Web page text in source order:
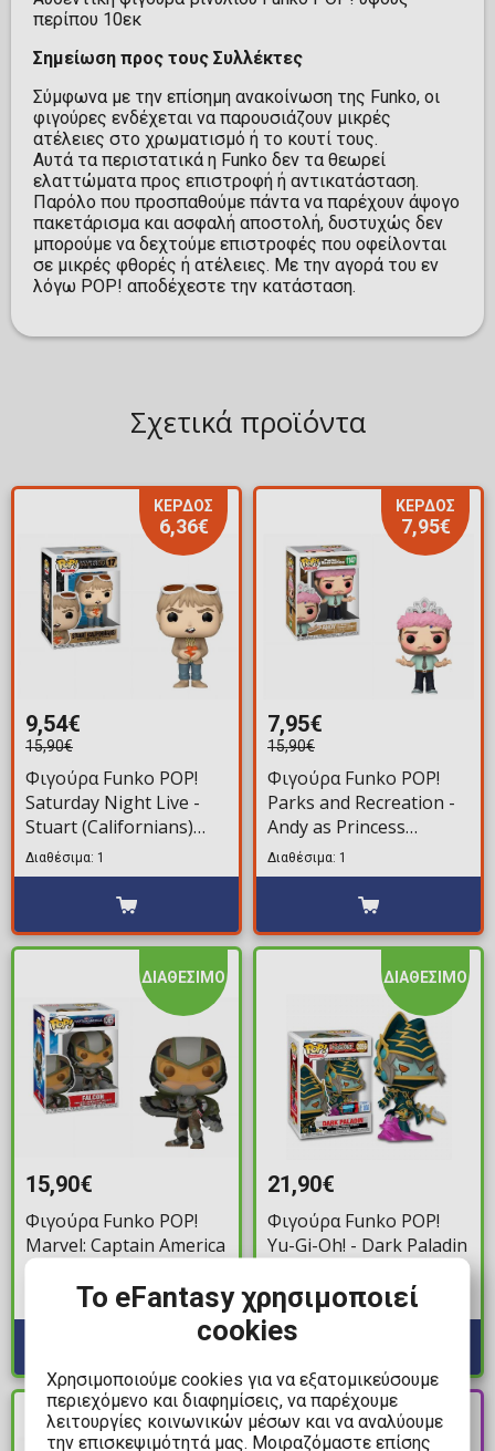
περίπου 10εκ
Σημείωση προς τους Συλλέκτες
Σύμφωνα με την επίσημη ανακοίνωση της Funko, οι
φιγούρες ενδέχεται να παρουσιάζουν μικρές
ατέλειες στο χρωματισμό ή το κουτί τους.
Αυτά τα περιστατικά η Funko δεν τα θεωρεί
ελαττώματα προς επιστροφή ή αντικατάσταση.
Παρόλο που προσπαθούμε πάντα να παρέχουν άψογο
πακετάρισμα και ασφαλή αποστολή, δυστυχώς δεν
μπορούμε να δεχτούμε επιστροφές που οφείλονται
σε μικρές φθορές ή ατέλειες. Με την αγορά του εν
λόγω POP! αποδέχεστε την κατάσταση.
Σχετικά προϊόντα
ΚΕΡΔΟΣ
6,36€
9,54€
15,90€
Φιγούρα Funko POP!
Saturday Night Live -
Stuart (Californians)
#17
Διαθέσιμα: 1
ΚΕΡΔΟΣ
7,95€
7,95€
15,90€
Φιγούρα Funko POP!
Parks and Recreation -
Andy as Princess
Rainbow Sparkle #1147
Διαθέσιμα: 1
ΔΙΑΘΕΣΙΜΟ
15,90€
Φιγούρα Funko POP!
Marvel: Captain America
Brave New World -
Falcon #1365
Διαθέσιμα: 2
ΔΙΑΘΕΣΙΜΟ
21,90€
Φιγούρα Funko POP!
Yu-Gi-Oh! - Dark Paladin
Exclusive)
Διαθέσιμα: 10+
ΔΙΑΘΕΣΙΜΟ
ORDER
Το eFantasy χρησιμοποιεί
cookies
Χρησιμοποιούμε cookies για να εξατομικεύσουμε
περιεχόμενο και διαφημίσεις, να παρέχουμε
λειτουργίες κοινωνικών μέσων και να αναλύουμε
την επισκεψιμότητά μας. Μοιραζόμαστε επίσης